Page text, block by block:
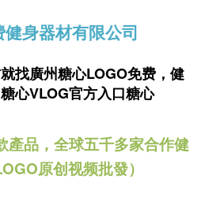
身器材有限公司
找廣州糖心LOGO免费， 健
心VLOG官方入口糖心
產品，全球五千多家合作健
原创视频批發）